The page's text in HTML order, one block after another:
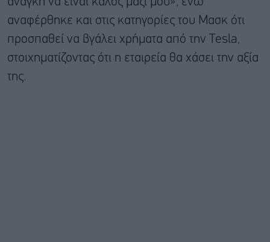
αναφέρθηκε και στις κατηγορίες του Μασκ ότι
προσπαθεί να βγάλει χρήματα από την Tesla,
στοιχηματίζοντας ότι η εταιρεία θα χάσει την αξία
της.